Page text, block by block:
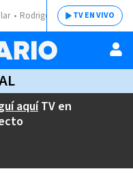
Rodrigo ChavesTV EN VIVO
aquíTV en